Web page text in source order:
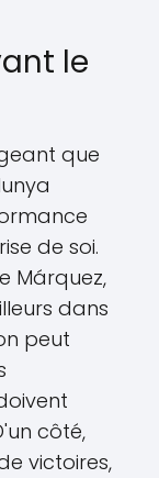
le
que
de soi.
Márquez,
dans
peut
côté,
victoires,